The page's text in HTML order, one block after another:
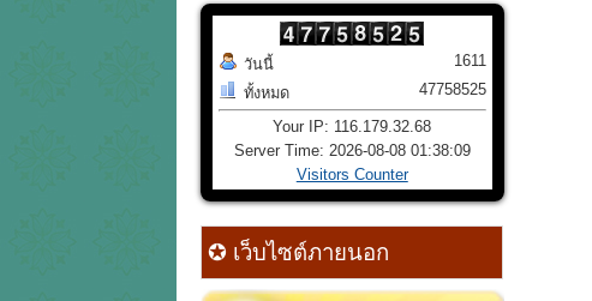
วันนี้
ทั้งหมด
1611
47758525
Your IP: 116.179.32.68
Server Time: 2026-08-08 01:38:09
Visitors Counter
✪ เว็บไซต์ภายนอก